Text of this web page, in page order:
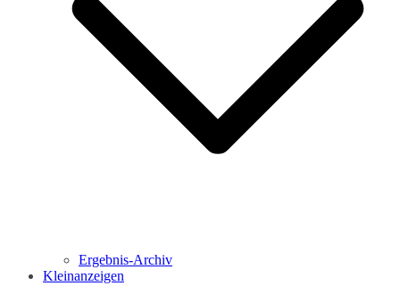
Ergebnis-Archiv
Kleinanzeigen